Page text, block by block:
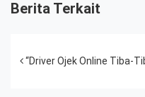
Berita Terkait
Post
“Driver Ojek Online Tiba-